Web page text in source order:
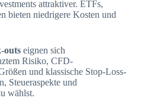
attraktiver. ETFs,
bieten niedrigere Kosten und
outs eignen sich
Risiko, CFD-
und klassische Stop-Loss-
Steueraspekte und
wählst.